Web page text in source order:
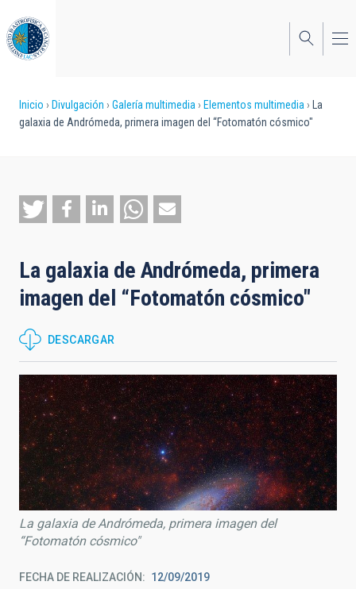
al
contenido
principal
Sobrescribir
enlaces
ayuda
a
navegación
Inicio Divulgación Galería multimedia Elementos multimedia
La
galaxia de Andrómeda, primera imagen del “Fotomatón cósmico"
La galaxia de Andrómeda, primera
imagen del “Fotomatón cósmico"
DESCARGAR
La galaxia de Andrómeda, primera imagen del
“Fotomatón cósmico"
FECHA DE REALIZACIÓN 12/09/2019